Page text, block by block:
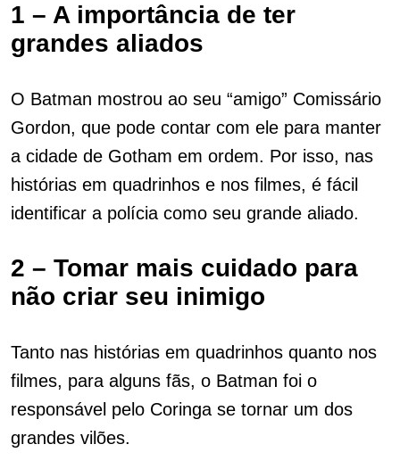
1 – A importância de ter
grandes aliados
O Batman mostrou ao seu “amigo” Comissário
Gordon, que pode contar com ele para manter
a cidade de Gotham em ordem. Por isso, nas
histórias em quadrinhos e nos filmes, é fácil
identificar a polícia como seu grande aliado.
2 – Tomar mais cuidado para
não criar seu inimigo
Tanto nas histórias em quadrinhos quanto nos
filmes, para alguns fãs, o Batman foi o
responsável pelo Coringa se tornar um dos
grandes vilões.